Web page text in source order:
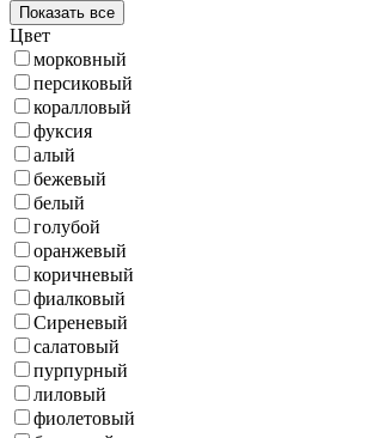
Показать все
Цвет
морковный
персиковый
коралловый
фуксия
алый
бежевый
белый
голубой
оранжевый
коричневый
фиалковый
Сиреневый
салатовый
пурпурный
лиловый
фиолетовый